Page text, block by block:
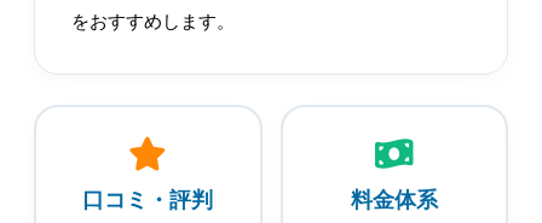
をおすすめします。
口コミ・評判 料金体系